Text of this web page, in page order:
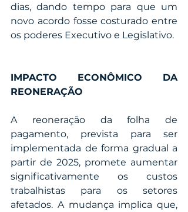
dias, dando tempo para que um
novo acordo fosse costurado entre
os poderes Executivo e Legislativo.
IMPACTO ECONÔMICO DA
REONERAÇÃO
A reoneração da folha de
pagamento, prevista para ser
implementada de forma gradual a
partir de 2025, promete aumentar
significativamente os custos
trabalhistas para os setores
afetados. A mudança implica que,